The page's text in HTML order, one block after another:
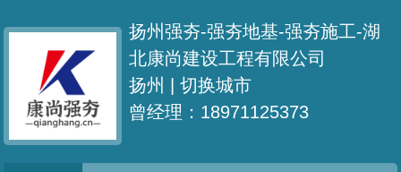
扬州强夯-强夯地基-强夯施工-湖
北康尚建设工程有限公司
扬州 |切换城市
曾经理：18971125373